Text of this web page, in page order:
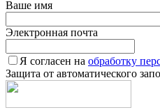
Ваше имя
Электронная почта
Я согласен на обработку
Защита от автоматического